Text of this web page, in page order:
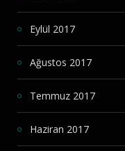
Eylül 2017
Ağustos 2017
Temmuz 2017
Haziran 2017